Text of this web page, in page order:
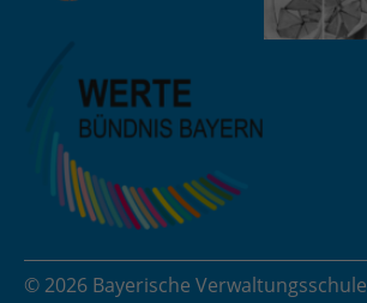
© 2026 Bayerische Verwaltungsschule